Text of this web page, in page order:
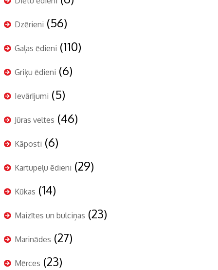
Dzērieni (56)
Gaļas ēdieni (110)
Griķu ēdieni (6)
Ievārījumi (5)
Jūras veltes (46)
Kāposti (6)
Kartupeļu ēdieni (29)
Kūkas (14)
Maizītes un bulciņas (23)
Marinādes (27)
Mērces (23)